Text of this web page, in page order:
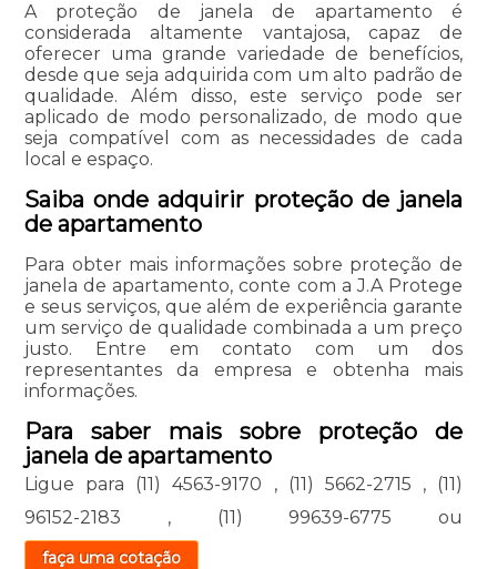
A proteção de janela de apartamento é
considerada altamente vantajosa, capaz de
oferecer uma grande variedade de benefícios,
desde que seja adquirida com um alto padrão de
qualidade. Além disso, este serviço pode ser
aplicado de modo personalizado, de modo que
seja compatível com as necessidades de cada
local e espaço.
Saiba onde adquirir proteção de janela
de apartamento
Para obter mais informações sobre proteção de
janela de apartamento, conte com a J.A Protege
e seus serviços, que além de experiência garante
um serviço de qualidade combinada a um preço
justo. Entre em contato com um dos
representantes da empresa e obtenha mais
informações.
Para saber mais sobre proteção de
janela de apartamento
Ligue para (11) 4563-9170 , (11) 5662-2715 , (11)
96152-2183 , (11) 99639-6775 ou
faça uma cotação